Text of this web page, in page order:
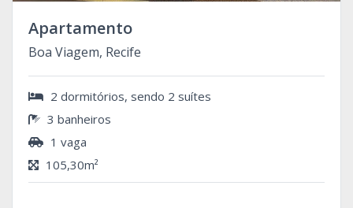
Apartamento
Boa Viagem, Recife
2 dormitórios, sendo 2 suítes
3 banheiros
1 vaga
105,30m²